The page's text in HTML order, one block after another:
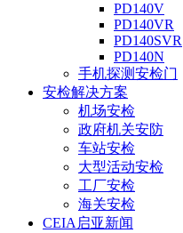
PD140V
PD140VR
PD140SVR
PD140N
手机探测安检门
安检解决方案
机场安检
政府机关安防
车站安检
大型活动安检
工厂安检
海关安检
CEIA启亚新闻